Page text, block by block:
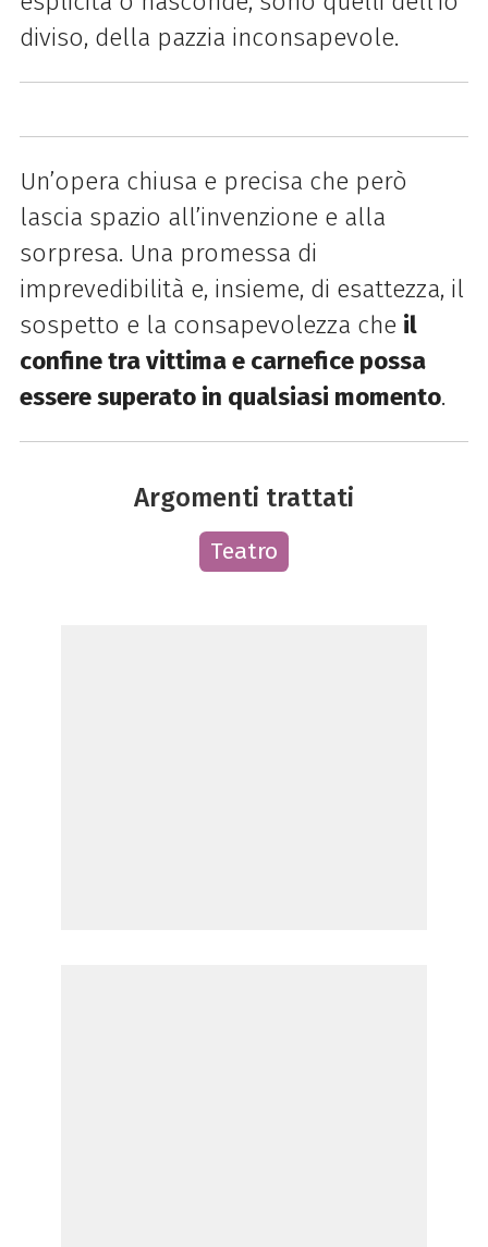
diviso, della pazzia inconsapevole.
Un’opera chiusa e precisa che però
lascia spazio all’invenzione e alla
sorpresa. Una promessa di
imprevedibilità e, insieme, di esattezza, il
sospetto e la consapevolezza che il
confine tra vittima e carnefice possa
essere superato in qualsiasi momento.
Argomenti trattati
Teatro